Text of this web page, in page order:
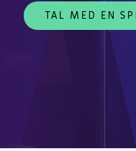
TAL MED EN